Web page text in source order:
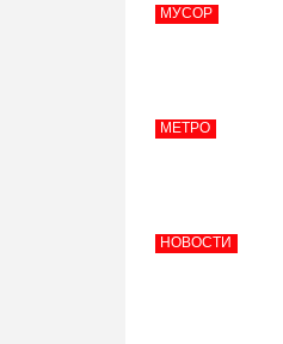
МУСОР
МЕТРО
НОВОСТИ